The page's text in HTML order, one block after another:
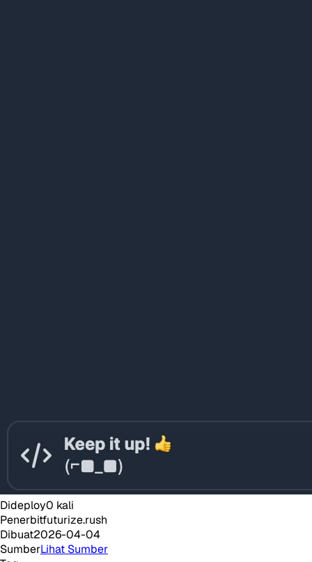
Dideploy0 kali
Penerbitfuturize.rush
Dibuat2026-04-04
SumberLihat Sumber